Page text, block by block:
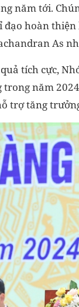
năm tới.
hoàn
As
tích cực,
năm
trợ tăng